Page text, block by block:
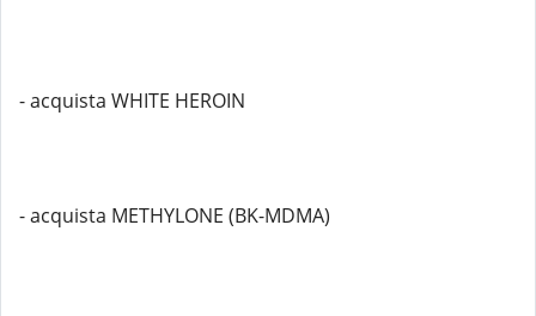
- acquista WHITE HEROIN
- acquista METHYLONE (BK-MDMA)